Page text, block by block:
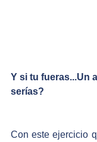
Y si tu fueras...Un
serías?
Con este ejercicio